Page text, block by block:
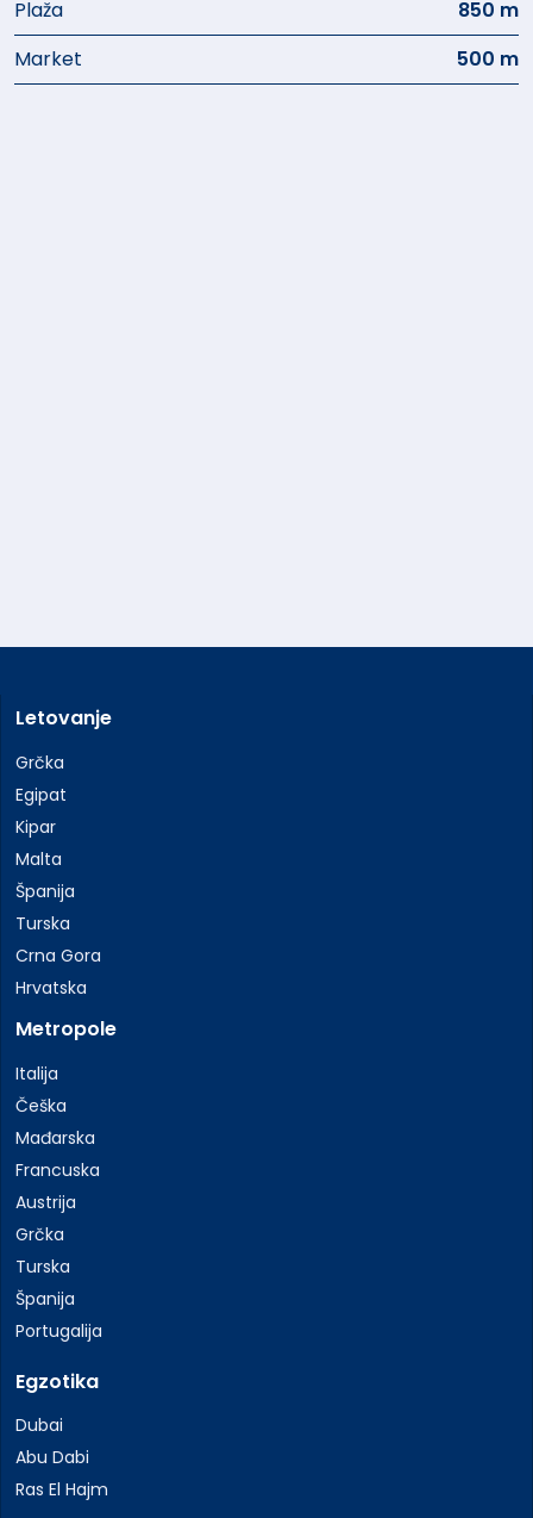
Plaža
850 m
Market
500 m
Letovanje
Grčka
Egipat
Kipar
Malta
Španija
Turska
Crna Gora
Hrvatska
Metropole
Italija
Češka
Mađarska
Francuska
Austrija
Grčka
Turska
Španija
Portugalija
Egzotika
Dubai
Abu Dabi
Ras El Hajm